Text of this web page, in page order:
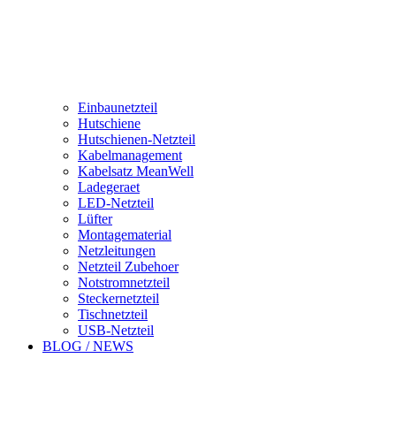
Einbaunetzteil
Hutschiene
Hutschienen-Netzteil
Kabelmanagement
Kabelsatz MeanWell
Ladegeraet
LED-Netzteil
Lüfter
Montagematerial
Netzleitungen
Netzteil Zubehoer
Notstromnetzteil
Steckernetzteil
Tischnetzteil
USB-Netzteil
BLOG / NEWS